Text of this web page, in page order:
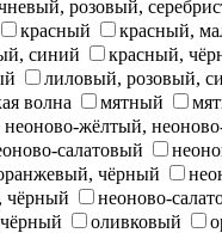
розовый,
красный
красный,
синий
красный,
лиловый, розовый,
волна мятный
неоново-жёлтый,
салатовый
чёрный
чёрный
неоново-
оливковый